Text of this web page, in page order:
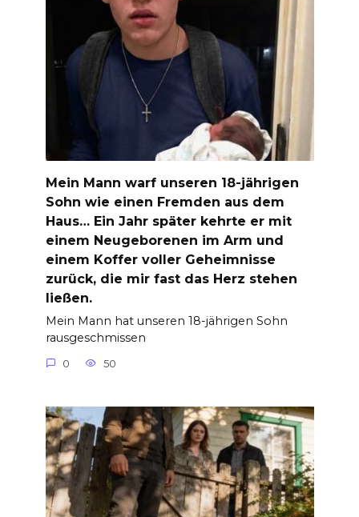
Mein Mann warf unseren 18-jährigen
Sohn wie einen Fremden aus dem
Haus… Ein Jahr später kehrte er mit
einem Neugeborenen im Arm und
einem Koffer voller Geheimnisse
zurück, die mir fast das Herz stehen
ließen.
Mein Mann hat unseren 18-jährigen Sohn
rausgeschmissen
0 50